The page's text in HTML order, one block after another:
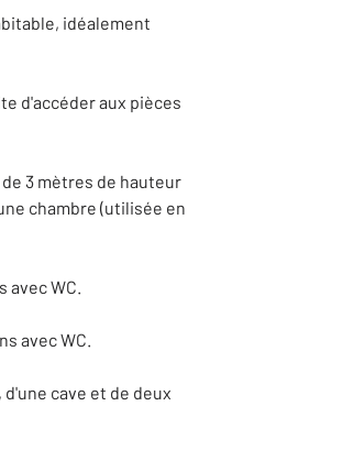
idéalement
d'accéder aux pièces
3 mètres de hauteur
chambre (utilisée en
avec WC.
avec WC.
cave et de deux